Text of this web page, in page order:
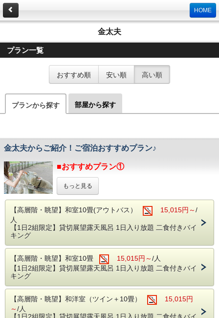
HOME
金太夫
プラン一覧
おすすめ順 安い順 高い順
プランから探す 部屋から探す
金太夫からご紹介！ご宿泊おすすめプラン♪
■おすすめプラン①
【お得に入園！】
グリーン牧場チケット付一泊二食バイキングプラン
ホテルから車で約5分。
アルパカやひつじ、ヤギ等の動物たちとのふれあいや、
人気のシープドッグショーなど、
ご家族皆さまで一日お楽しみいただけます。
割引入場券が付いたお得な宿泊プランです。
■おすすめプラン②
【夏休み家族旅行に】
作って楽しい！オリジナルタコスフェア付きバイキ
ング
お肉やシーフード、野菜、ソースなどを自由に組み合わせ
もっと見る
【高層階・眺望】和室10畳(アウトバス） 15,015円～/
人
【1日2組限定】貸切展望露天風呂 1日入り放題 二食付きバイ
キング
【高層階・眺望】和室10畳 15,015円～/人
【1日2組限定】貸切展望露天風呂 1日入り放題 二食付きバイ
キング
【高層階・眺望】和洋室（ツイン＋10畳）
15,015円
～/人
【1日2組限定】貸切展望露天風呂 1日入り放題 二食付きバイ